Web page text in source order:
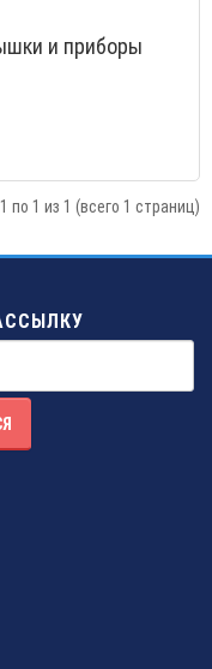
и приборы
по 1 из 1 (всего 1 страниц)